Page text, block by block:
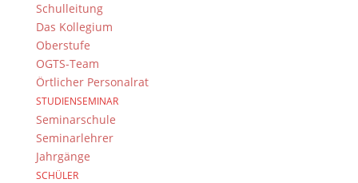
Schulleitung
Das Kollegium
Oberstufe
OGTS-Team
Örtlicher Personalrat
STUDIENSEMINAR
Seminarschule
Seminarlehrer
Jahrgänge
SCHÜLER
Kontakt & Ansprechpartner
Senden Sie uns Ihre Nachricht.
Impressum & Datenschutz
Impressum
Datenschutzerklärung
Kontakt
© 2015-2022, Dientzenhofer-Gymnasium Bamberg